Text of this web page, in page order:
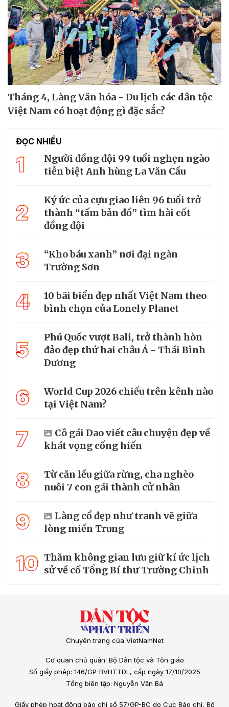
Tháng 4, Làng Văn hóa - Du lịch các dân tộc
Việt Nam có hoạt động gì đặc sắc?
ĐỌC NHIỀU
1
Người đồng đội 99 tuổi nghẹn ngào
tiễn biệt Anh hùng La Văn Cầu
2
Ký ức của cựu giao liên 96 tuổi trở
thành “tấm bản đồ” tìm hài cốt
đồng đội
3
“Kho báu xanh” nơi đại ngàn
Trường Sơn
4
10 bãi biển đẹp nhất Việt Nam theo
bình chọn của Lonely Planet
5
Phú Quốc vượt Bali, trở thành hòn
đảo đẹp thứ hai châu Á - Thái Bình
Dương
6
World Cup 2026 chiếu trên kênh nào
tại Việt Nam?
7
Cô gái Dao viết câu chuyện đẹp về
khát vọng cống hiến
8
Từ căn lều giữa rừng, cha nghèo
nuôi 7 con gái thành cử nhân
9
Làng cổ đẹp như tranh vẽ giữa
lòng miền Trung
10 Thăm không gian lưu giữ kí ức lịch
sử về cố Tổng Bí thư Trường Chinh
Chuyên trang của VietNamNet
Cơ quan chủ quản: Bộ Dân tộc và Tôn giáo
Số giấy phép: 146/GP-BVHTTDL, cấp ngày 17/10/2025
Tổng biên tập: Nguyễn Văn Bá
Giấy phép hoạt động báo chí số 57/GP-BC do Cục Báo chí, Bộ